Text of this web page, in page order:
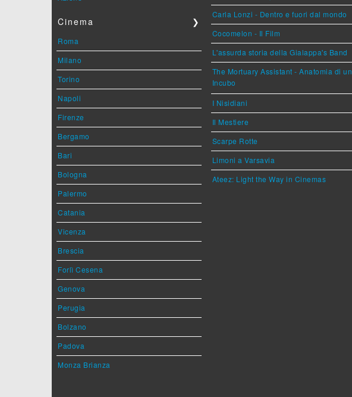
Cinema ❯
Roma
Milano
Torino
Napoli
Firenze
Bergamo
Bari
Bologna
Palermo
Catania
Vicenza
Brescia
Forlì Cesena
Genova
Perugia
Bolzano
Padova
Monza Brianza
Carla Lonzi - Dentro e fuori dal mondo
Cocomelon - Il Film
L'assurda storia della Gialappa's Band
The Mortuary Assistant - Anatomia di un
Incubo
I Nisidiani
Il Mestiere
Scarpe Rotte
Limoni a Varsavia
Ateez: Light the Way in Cinemas